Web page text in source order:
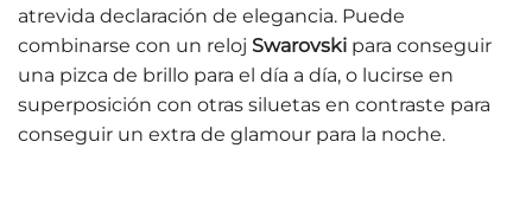
atrevida declaración de elegancia. Puede
combinarse con un reloj Swarovski para conseguir
una pizca de brillo para el día a día, o lucirse en
superposición con otras siluetas en contraste para
conseguir un extra de glamour para la noche.